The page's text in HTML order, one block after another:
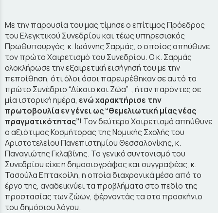
Με την παρουσία του μας τίμησε ο επίτιμος Πρόεδρος
του Ελεγκτικού Συνεδρίου και τέως υπηρεσιακός
Πρωθυπουργός, κ. Ιωάννης Σαρμάς, ο οποίος απηύθυνε
τον πρώτο Χαιρετισμό του Συνεδρίου. Ο κ. Σαρμάς
ολοκλήρωσε την εξαιρετική εισήγησή του με την
πεποίθηση, ότι όλοι όσοι παρευρέθηκαν σε αυτό το
πρώτο Συνέδριο “Δίκαιο και Ζώα” , ήταν παρόντες σε
μία ιστορική ημέρα, ενώ χαρακτήρισε την
πρωτοβουλία εν γένει ως “θεμελιωτική μίας νέας
πραγματικότητας”! Τον δεύτερο Χαιρετισμό απηύθυνε
ο αξιότιμος Κοσμήτορας της Νομικής Σχολής του
Αριστοτελείου Πανεπιστημίου Θεσσαλονίκης, κ.
Παναγιώτης Γκλαβίνης. Το γενικό συντονισμό του
Συνεδρίου είχε η δημοσιογράφος και συγγραφέας, κ.
Τασούλα Επτακοίλη, η οποία διαχρονικά μέσα από το
έργο της, αναδεικνύει τα προβλήματα στο πεδίο της
προστασίας των ζώων, φέρνοντάς τα στο προσκήνιο
του δημόσιου λόγου.